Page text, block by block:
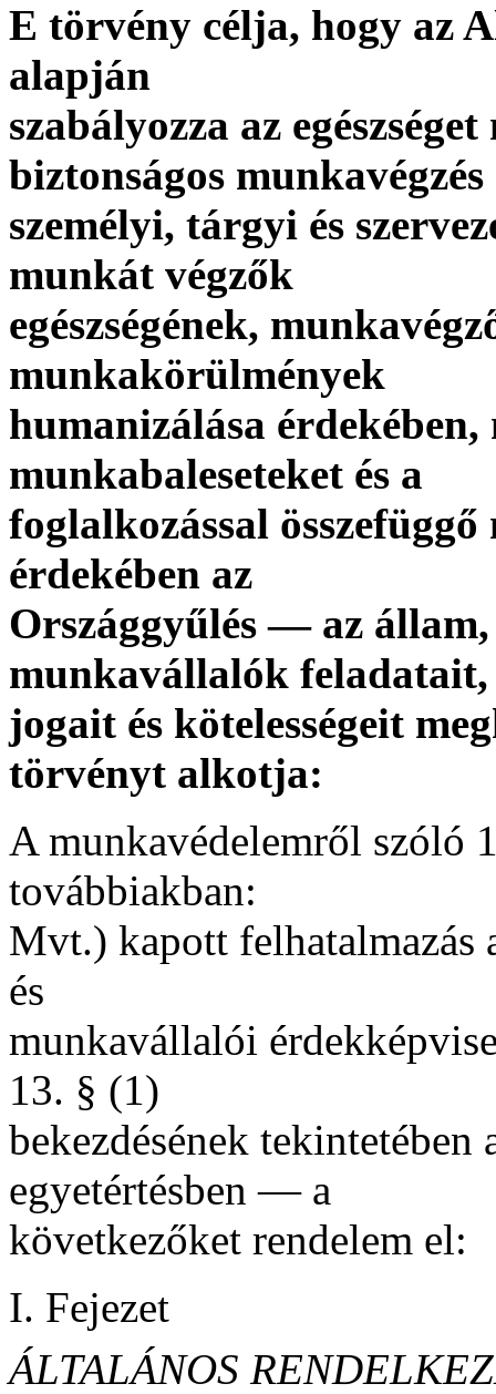
E törvény célja, hogy az
alapján
szabályozza az
biztonságos munkavégzés
személyi, tárgyi és
munkát végzők
egészségének,
munkakörülmények
humanizálása érdekében,
munkabaleseteket és a
foglalkozással összefüggő
érdekében az
Országgyűlés — az
munkavállalók feladatait,
jogait és kötelességeit
törvényt alkotja:
A munkavédelemről szóló
továbbiakban:
Mvt.) kapott
és
munkavállalói
13. § (1)
bekezdésének
egyetértésben — a
következőket rendelem el:
I. Fejezet
ÁLTALÁNOS